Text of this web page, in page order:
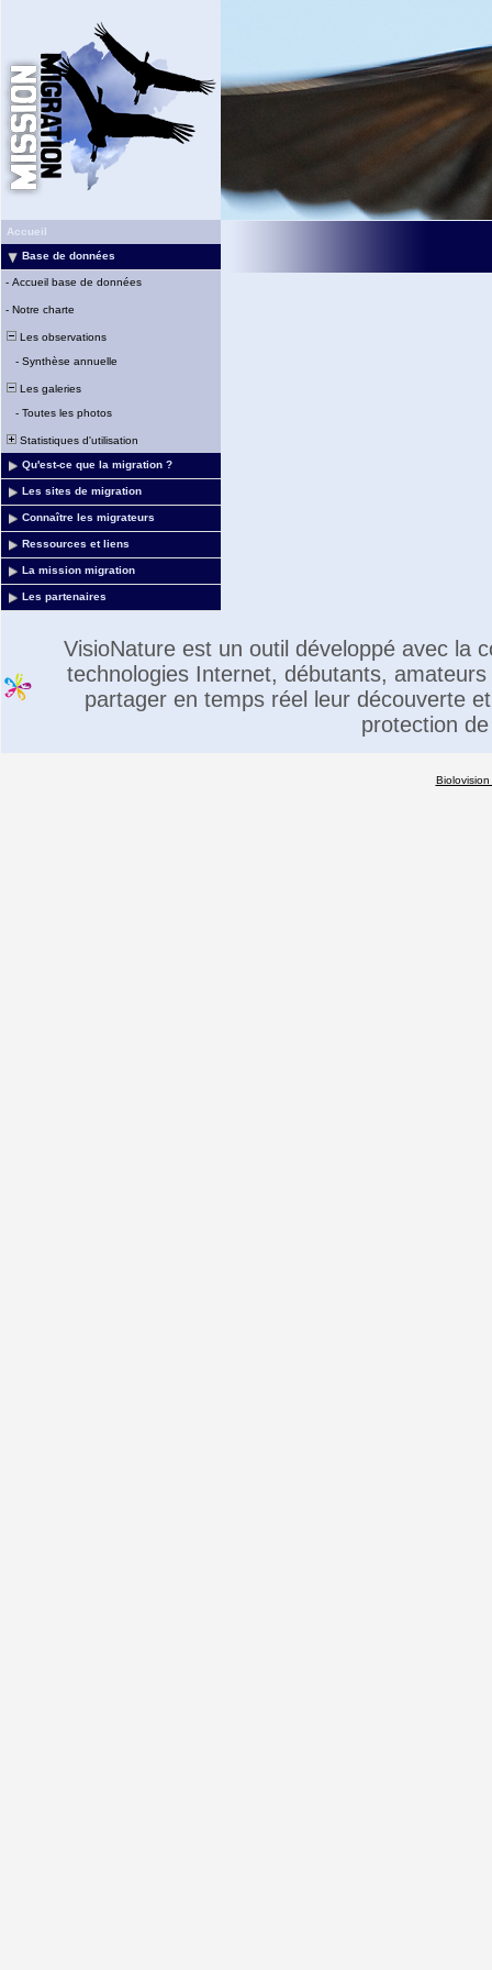
Accueil
Base de données
- Accueil base de données
- Notre charte
Les observations
- Synthèse annuelle
Les galeries
- Toutes les photos
Statistiques d'utilisation
Qu'est-ce que la migration ?
Les sites de migration
Connaître les migrateurs
Ressources et liens
La mission migration
Les partenaires
VisioNature est un outil développé avec la
technologies Internet, débutants,
partager en temps réel leur découverte
protection
Biolovision